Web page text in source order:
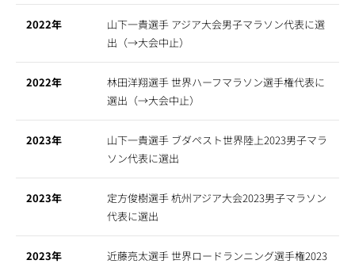
2022年
山下一貴選手 アジア大会男子マラソン代表に選
出（→大会中止）
2022年
林田洋翔選手 世界ハーフマラソン選手権代表に
選出（→大会中止）
2023年
山下一貴選手 ブダペスト世界陸上2023男子マラ
ソン代表に選出
2023年
定方俊樹選手 杭州アジア大会2023男子マラソン
代表に選出
2023年
近藤亮太選手 世界ロードランニング選手権2023